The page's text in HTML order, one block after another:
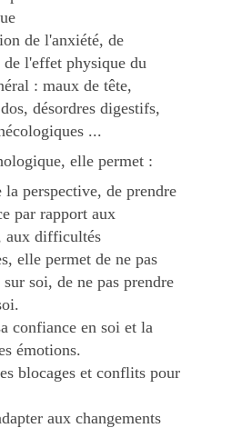
de l'anxiété, de
de l'effet physique du
: maux de tête,
désordres digestifs,
...
elle permet :
la perspective, de prendre
par rapport aux
aux difficultés
elle permet de ne pas
soi, de ne pas prendre
confiance en soi et la
émotions.
blocages et conflits pour
aux changements